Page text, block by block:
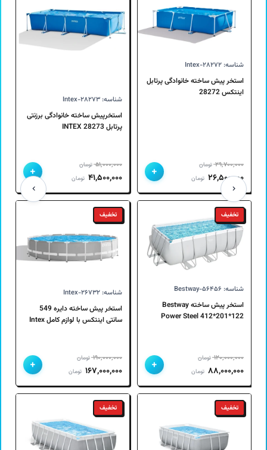
شناسه: Intex-۲۸۲۷۲
استخر پیش ساخته خانوادگی پرتابل
اینتکس 28272
۲۹,۷۰۰,۰۰۰ تومان
قیمت
اصلی
۲۹,۷۰۰,۰۰۰ تومان
بود.
۲۶,۵۰۰,۰۰۰ تومانقیمت
فعلی
۲۶,۵۰۰,۰۰۰ تومان
است.
+
شناسه: Intex-۲۸۲۷۳
استخرپیش ساخته خانوادگی برزنتی
پرتابل 28273 INTEX
۵۱,۰۰۰,۰۰۰ تومان
قیمت
اصلی
۵۱,۰۰۰,۰۰۰ تومان
بود.
۴۱,۵۰۰,۰۰۰ تومانقیمت
فعلی
۴۱,۵۰۰,۰۰۰ تومان
+
تخفیف
شناسه: Bestway-۵۶۴۵۶
استخر پیش ساخته Bestway
Power Steel 412*201*122
۱۲۰,۰۰۰,۰۰۰ تومان
قیمت
اصلی
۱۲۰,۰۰۰,۰۰۰ تومان
بود.
۸۸,۰۰۰,۰۰۰ تومانقیمت
فعلی
۸۸,۰۰۰,۰۰۰ تومان
+
تخفیف
شناسه: Intex-۲۶۷۳۲
استخر پیش ساخته دایره 549
سانتی اینتکس با لوازم کامل Intex
۱۹۰,۰۰۰,۰۰۰ تومان
قیمت
اصلی
۱۹۰,۰۰۰,۰۰۰ تومان
بود.
۱۶۷,۰۰۰,۰۰۰ تومانقیمت
فعلی
۱۶۷,۰۰۰,۰۰۰ تومان
+
تخفیف تخفیف